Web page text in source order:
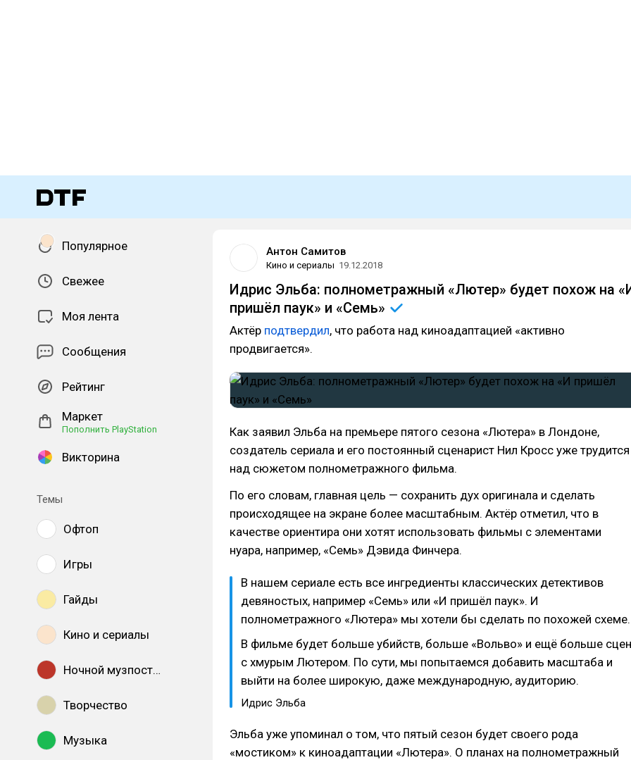
Популярное
Свежее
Моя лента
Сообщения
Рейтинг
Маркет
Пополнить PlayStation
Викторина
Темы
Офтоп
Игры
Гайды
Кино и сериалы
Ночной музпостинг
Творчество
Музыка
Антон Самитов
Кино и сериалы 19.12.2018
Идрис Эльба: полнометражный «Лютер» будет похож на
пришёл паук» и «Семь»
Актёр подтвердил, что работа над киноадаптацией «активно
продвигается».
Как заявил Эльба на премьере пятого сезона «Лютера» в Лондоне,
создатель сериала и его постоянный сценарист Нил Кросс уже трудится
над сюжетом полнометражного фильма.
По его словам, главная цель — сохранить дух оригинала и сделать
происходящее на экране более масштабным. Актёр отметил, что в
качестве ориентира они хотят использовать фильмы с элементами
нуара, например, «Семь» Дэвида Финчера.
В нашем сериале есть все ингредиенты классических детективов
девяностых, например «Семь» или «И пришёл паук». И
полнометражного «Лютера» мы хотели бы сделать по похожей схеме.
В фильме будет больше убийств, больше «Вольво» и ещё больше сцен
с хмурым Лютером. По сути, мы попытаемся добавить масштаба и
выйти на более широкую, даже международную, аудиторию.
Идрис Эльба
Эльба уже упоминал о том, что пятый сезон будет своего рода
«мостиком» к киноадаптации «Лютера». О планах на полнометражный